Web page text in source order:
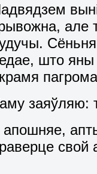
але
Сёньня
што яны
заяўляю:
апошняе,